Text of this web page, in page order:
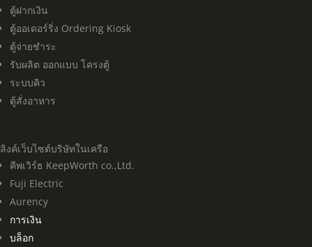
ตู้ฝากเงิน
ตู้ออเดอร์ริ่ง Ordering Kiosk
ตู้จ่ายชำระ
รับผลิต ออกแบบ โครงตู้
ระบบคิว
ตู้สั่งอาหาร
ลิงค์เว็บไซต์บริษัทในเครือ
คีพเวิร์ธ KeepWorth co.,Ltd.
Fuji Electric
Aurency
การเงิน
บล็อก